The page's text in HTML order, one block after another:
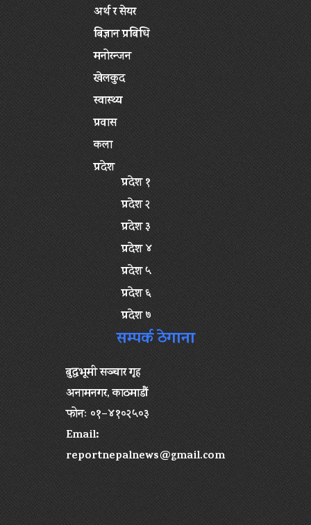
अर्थ र सेयर
बिज्ञान प्रबिधि
मनोरन्जन
खेलकुद
स्वास्थ्य
प्रवास
कला
प्रदेश
प्रदेश १
प्रदेश २
प्रदेश ३
प्रदेश ४
प्रदेश ५
प्रदेश ६
प्रदेश ७
सम्पर्क ठेगाना
बुद्धभूमी सञ्चार गृह
अनामनगर, काठमाडौं
फोनः ०१–४१०२५०३
Email:
reportnepalnews@gmail.com